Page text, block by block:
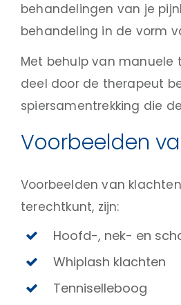
behandelingen van je
behandeling in de vorm
Met behulp van
deel door de therapeut
spiersamentrekking die
Voorbeelden
Voorbeelden van
terechtkunt, zijn:
Hoofd-, nek- en
Whiplash klachten
Tenniselleboog